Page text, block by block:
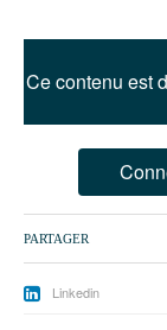
95
Ce contenu est
PARTAGER
Linkedin